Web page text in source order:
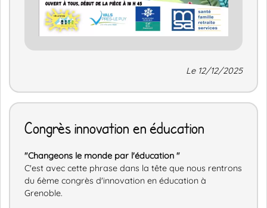
Le 12/12/2025
Congrès innovation en éducation
"Changeons le monde par l'éducation "
C'est avec cette phrase dans la tête que nous rentrons
du 6ème congrès d'innovation en éducation à
Grenoble.